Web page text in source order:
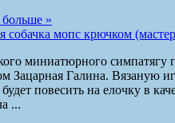
больше »
собачка мопс крючком
миниатюрного симпатягу
Зацарная Галина. Вязаную
повесить на елочку в
...